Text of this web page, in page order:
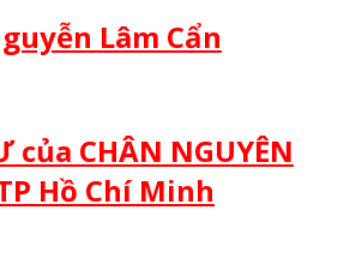
Lâm Cẩn
của CHÂN NGUYÊN
Hồ Chí Minh